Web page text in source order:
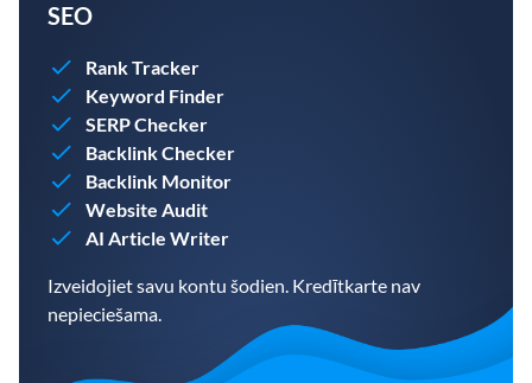
SEO
Rank Tracker
Keyword Finder
SERP Checker
Backlink Checker
Backlink Monitor
Website Audit
AI Article Writer
Izveidojiet savu kontu šodien. Kredītkarte nav
nepieciešama.